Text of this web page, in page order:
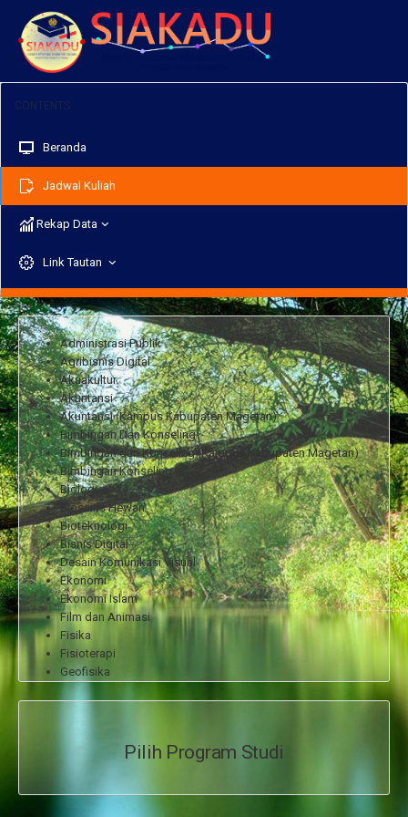
Beranda
Jadwal Kuliah
Rekap Data
Link Tautan
Administrasi Publik
Agribisnis Digital
Akuakultur
Akuntansi
Akuntansi (Kampus Kabupaten Magetan)
Bimbingan Dan Konseling
Bimbingan dan Konseling (Kampus Kabupaten Magetan)
Bimbingan Konseling
Biologi
Biosains Hewan
Bioteknologi
Bisnis Digital
Desain Komunikasi Visual
Ekonomi
Ekonomi Islam
Film dan Animasi
Fisika
Fisioterapi
Geofisika
Gizi
Ilmu Administrasi Negara
Ilmu Administrasi Negara (Kampus Kabupaten Magetan)
Ilmu Hukum (Kampus Kabupaten Magetan)
Pilih Program Studi